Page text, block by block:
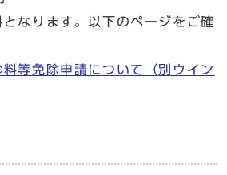
なります。以下のページをご確
等免除申請について
（別ウイン